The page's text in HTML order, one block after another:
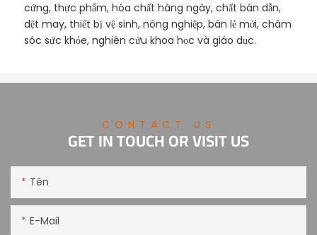
cứng, thực phẩm, hóa chất hàng ngày, chất bán dẫn,
dệt may, thiết bị vệ sinh, nông nghiệp, bán lẻ mới, chăm
sóc sức khỏe, nghiên cứu khoa học và giáo dục.
CONTACT US
GET IN TOUCH OR VISIT US
Tên
E-Mail